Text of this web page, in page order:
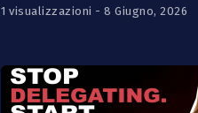
1 visualizzazioni - 8 Giugno, 2026